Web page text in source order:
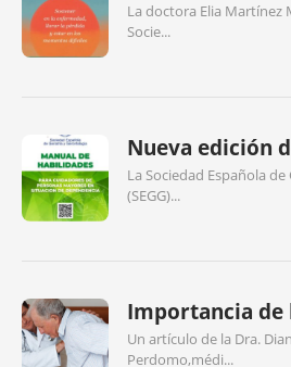
La doctora Elia Martínez
Socie...
Nueva edición
La Sociedad Española
(SEGG)...
Importancia de
Un artículo de la Dra.
Perdomo,médi...